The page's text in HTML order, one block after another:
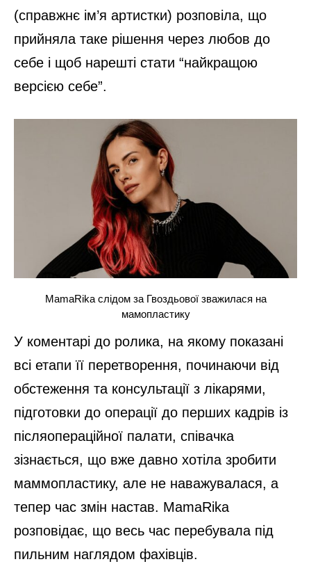
(справжнє ім’я артистки) розповіла, що
прийняла таке рішення через любов до
себе і щоб нарешті стати “найкращою
версією себе”.
MamaRika слідом за Гвоздьової зважилася на
мамопластику
У коментарі до ролика, на якому показані
всі етапи її перетворення, починаючи від
обстеження та консультації з лікарями,
підготовки до операції до перших кадрів із
післяопераційної палати, співачка
зізнається, що вже давно хотіла зробити
маммопластику, але не наважувалася, а
тепер час змін настав. MamaRika
розповідає, що весь час перебувала під
пильним наглядом фахівців.